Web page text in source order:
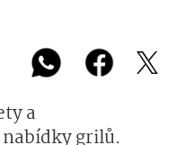
a
grilů.